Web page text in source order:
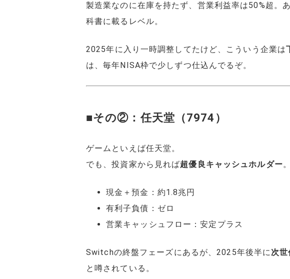
製造業なのに在庫を持たず、営業利益率は50%超。
科書に載るレベル。
2025年に入り一時調整してたけど、こういう企業は
は、毎年NISA枠で少しずつ仕込んでるぞ。
■その②：任天堂（7974）
ゲームといえば任天堂。
でも、投資家から見れば超優良キャッシュホルダー。
現金＋預金：約1.8兆円
有利子負債：ゼロ
営業キャッシュフロー：安定プラス
Switchの終盤フェーズにあるが、2025年後半に次
と噂されている。